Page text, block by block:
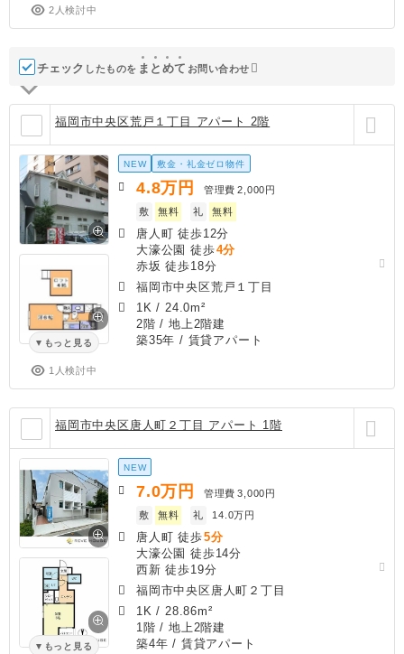
2人検討中
チェック したものを ま と めて お問い合わせ
福岡市中央区荒戸１丁目 アパート 2階
もっと見る
1人検討中
NEW 敷金・礼金ゼロ物件
4.8万円 管理費 2,000円
敷
無料 礼 無料
唐人町 徒歩12分
大濠公園 徒歩4分
赤坂 徒歩18分
福岡市中央区荒戸１丁目
1K / 24.0m²
2階 / 地上2階建
築35年 / 賃貸アパート
福岡市中央区唐人町２丁目 アパート 1階
もっと見る
NEW
7.0万円 管理費 3,000円
敷
無料 礼 14.0万円
唐人町 徒歩5分
大濠公園 徒歩14分
西新 徒歩19分
福岡市中央区唐人町２丁目
1K / 28.86m²
1階 / 地上2階建
築4年 / 賃貸アパート